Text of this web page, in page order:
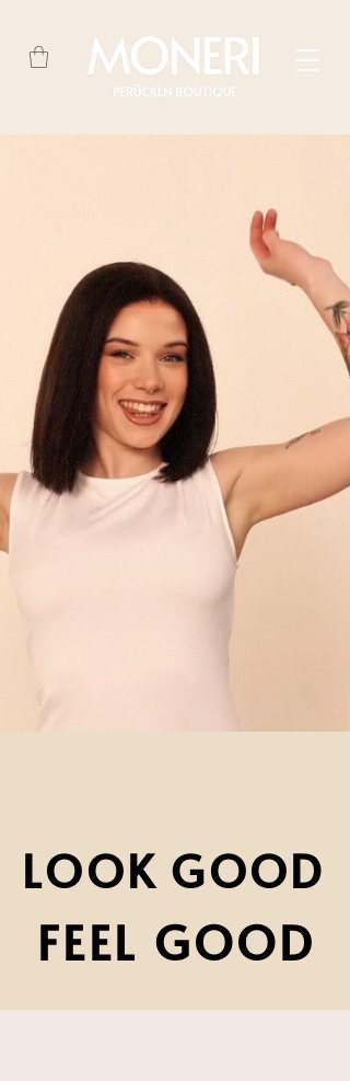
LOOK GOOD
LOOK GOOD
FEEL GOOD
FEEL GOOD